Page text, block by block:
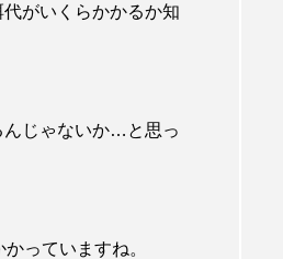
がいくらかかるか知
んじゃないか…と思っ
っていますね。